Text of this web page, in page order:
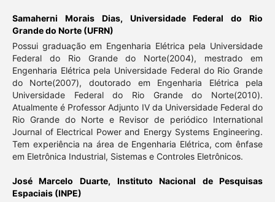
Samaherni Morais Dias, Universidade Federal do Rio
Grande do Norte (UFRN)
Possui graduação em Engenharia Elétrica pela Universidade
Federal do Rio Grande do Norte(2004), mestrado em
Engenharia Elétrica pela Universidade Federal do Rio Grande
do Norte(2007), doutorado em Engenharia Elétrica pela
Universidade Federal do Rio Grande do Norte(2010).
Atualmente é Professor Adjunto IV da Universidade Federal do
Rio Grande do Norte e Revisor de periódico International
Journal of Electrical Power and Energy Systems Engineering.
Tem experiência na área de Engenharia Elétrica, com ênfase
em Eletrônica Industrial, Sistemas e Controles Eletrônicos.
José Marcelo Duarte, Instituto Nacional de Pesquisas
Espaciais (INPE)